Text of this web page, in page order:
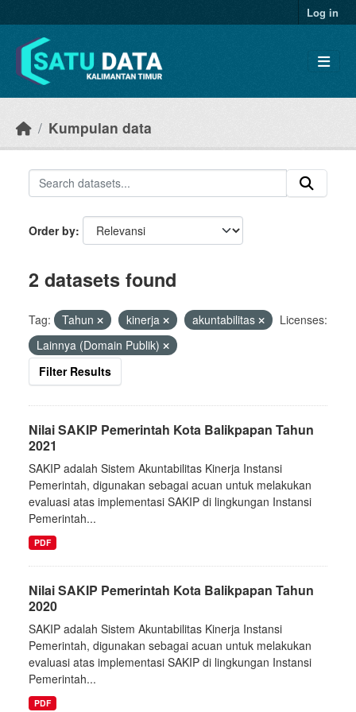
Log in
Kumpulan data
Order by
2 datasets found
Tag: Tahun kinerja akuntabilitas
Licenses:
Lainnya (Domain Publik)
Filter Results
Nilai SAKIP Pemerintah Kota Balikpapan Tahun
2021
SAKIP adalah Sistem Akuntabilitas Kinerja Instansi
Pemerintah, digunakan sebagai acuan untuk melakukan
evaluasi atas implementasi SAKIP di lingkungan Instansi
Pemerintah...
PDF
Nilai SAKIP Pemerintah Kota Balikpapan Tahun
2020
SAKIP adalah Sistem Akuntabilitas Kinerja Instansi
Pemerintah, digunakan sebagai acuan untuk melakukan
evaluasi atas implementasi SAKIP di lingkungan Instansi
Pemerintah...
PDF